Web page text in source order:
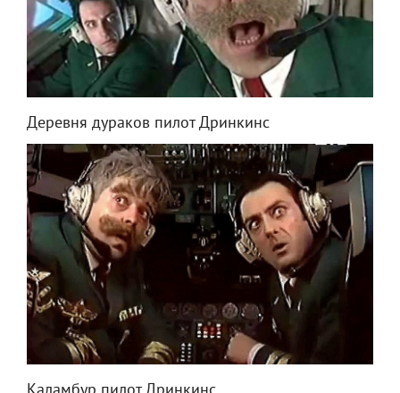
Деревня дураков пилот Дринкинс